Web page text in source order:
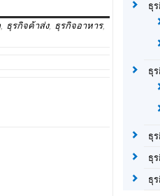
ธุรกิจค้าส่ง, ธุรกิจอาหาร,
ธุ
ธุ
ธุ
ธุ
ธุ